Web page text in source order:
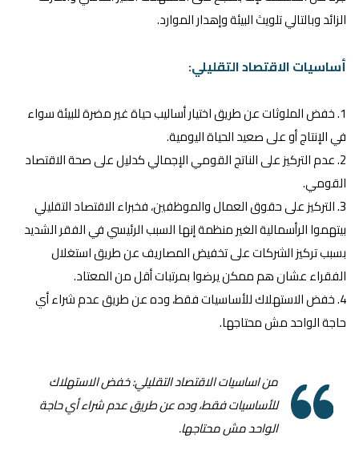
الزائد وبالتالي تلويث البيئة وإهدار الموارد.
أساسيات الاقتصاد التقليلي:
1. خفض الملوثات عن طريق اختيار أساليب حياة غير مضرة للبيئة سواء
في الإنتاج أو على صعيد الحياة اليومية.
2. عدم التركيز على الناتج القومي الإجمالي كدليل على صحة الاقتصاد
القومي.
3. التركيز على حقوق العمال والموظفين، فخبراء الاقتصاد التقليلي
بيتهموا الرأسمالية الغير منظمة إنها السبب الرئيسي في الفقر الشديد
بسبب تركيز الشركات على تخفيض المصاريف عن طريق استغلال
الفقراء عشان هم ممكن يرضوا بمرتبات أقل من المعتاد.
4. خفض الاستهلاك للأساسيات فقط، وده عن طريق عدم شراء أي
حاجة الواحد مش محتاجها.
من اساسيات الاقتصاد التقليلي: خفض الاستهلاك
للأساسيات فقط، وده عن طريق عدم شراء أي حاجة
الواحد مش محتاجها.